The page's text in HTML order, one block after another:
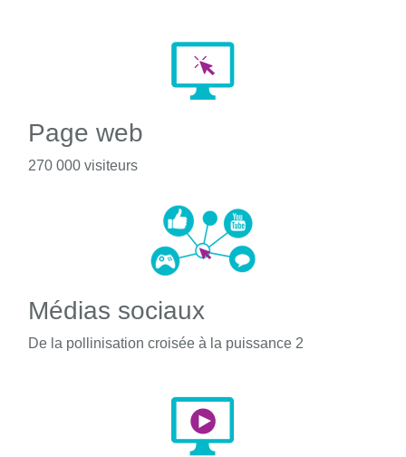
Page web
270 000 visiteurs
Médias sociaux
De la pollinisation croisée à la puissance 2